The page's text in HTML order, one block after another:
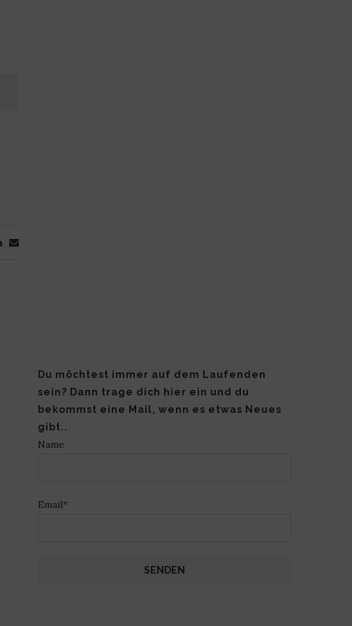
Du möchtest immer auf dem Laufenden
sein? Dann trage dich hier ein und du
bekommst eine Mail, wenn es etwas Neues
gibt..
Name
Email*